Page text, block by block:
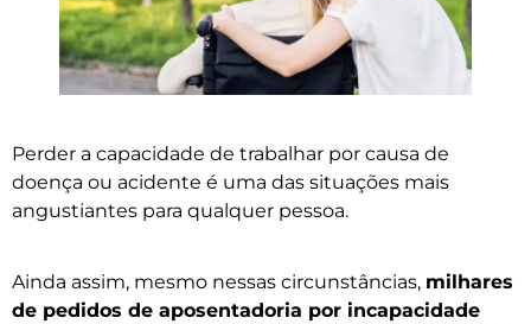
Perder a capacidade de trabalhar por causa de
doença ou acidente é uma das situações mais
angustiantes para qualquer pessoa.
Ainda assim, mesmo nessas circunstâncias, milhares
de pedidos de aposentadoria por incapacidade